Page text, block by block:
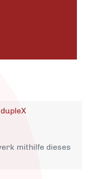
mithilfe dieses